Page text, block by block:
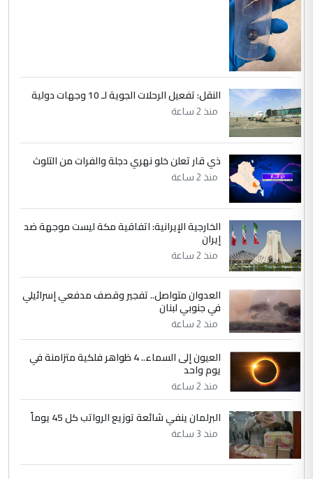
الموضوع :
وتعديل استمارة قرعة الحج
النقل: تفعيل الرحلات الجوية لـ 10 وجهات دولية
منذ 2 ساعة
ذي قار تعلن خلو نهري دجلة والفرات من التلوث
منذ 2 ساعة
الخارجية الإيرانية: اتفاقية مكة ليست موجهة ضد
إيران
منذ 2 ساعة
العدوان متواصل.. تفجير وقصف مدفعي إسرائيلي
في جنوبي لبنان
منذ 2 ساعة
العيون إلى السماء.. 4 ظواهر فلكية متزامنة في
يوم واحد
منذ 2 ساعة
البرلمان ينفي شائعة توزيع الرواتب كل 45 يوماً
منذ 3 ساعة